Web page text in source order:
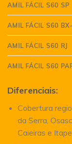
AMIL FÁCIL S60 SP
AMIL FÁCIL S60
AMIL FÁCIL S60 RJ
AMIL FÁCIL S60
Diferenciais:
Cobertura
da Serra,
Caieiras e